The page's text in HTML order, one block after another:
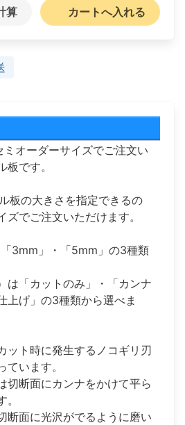
算 カートへ入れる
オーダーサイズでご注文い
です。
板の大きさを指定できるの
ズでご注文いただけます。
3mm」・「5mm」の3種類
は「カットのみ」・「カンナ
上げ」の3種類から選べま
ット時に発生するノコギリ刃
います。
切断面にカンナをかけて平ら
断面に光沢がでるように磨い